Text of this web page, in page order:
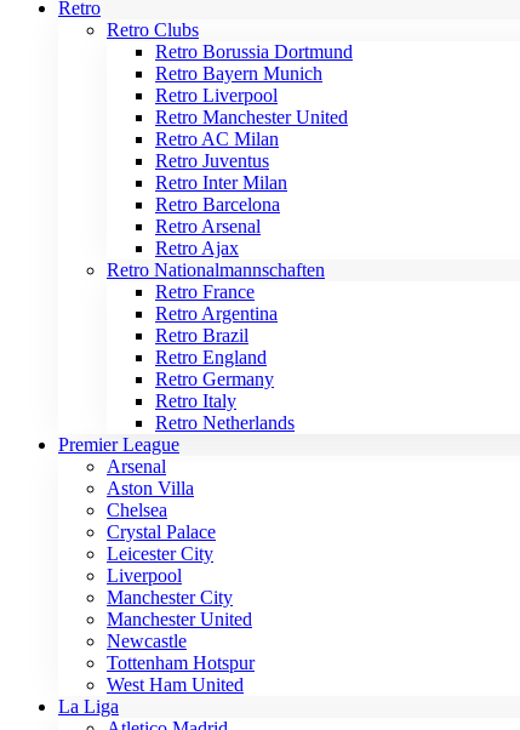
Retro
Retro Clubs
Retro Borussia Dortmund
Retro Bayern Munich
Retro Liverpool
Retro Manchester United
Retro AC Milan
Retro Juventus
Retro Inter Milan
Retro Barcelona
Retro Arsenal
Retro Ajax
Retro Nationalmannschaften
Retro France
Retro Argentina
Retro Brazil
Retro England
Retro Germany
Retro Italy
Retro Netherlands
Premier League
Arsenal
Aston Villa
Chelsea
Crystal Palace
Leicester City
Liverpool
Manchester City
Manchester United
Newcastle
Tottenham Hotspur
West Ham United
La Liga